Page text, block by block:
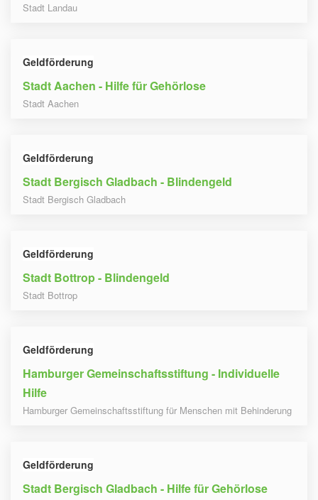
Stadt Landau
Geldförderung
Stadt Aachen - Hilfe für Gehörlose
Stadt Aachen
Geldförderung
Stadt Bergisch Gladbach - Blindengeld
Stadt Bergisch Gladbach
Geldförderung
Stadt Bottrop - Blindengeld
Stadt Bottrop
Geldförderung
Hamburger Gemeinschaftsstiftung - Individuelle
Hilfe
Hamburger Gemeinschaftsstiftung für Menschen mit Behinderung
Geldförderung
Stadt Bergisch Gladbach - Hilfe für Gehörlose